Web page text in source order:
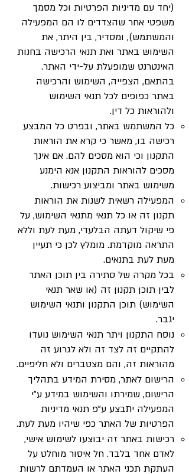
(יחד עם מדיניות הפרטיות וכל מסמך
משפטי אחר שהצדדים לו הם המפעילה
והמשתמש), ומסדיר, בין היתר, את
השימוש באתר ואת תנאי הרכישה בחנות
האינטרנט שמופעלת על-ידי האתר.
בהתאם, הצפייה, השימוש והרכישה
באתר כפופים לכל תנאי השימוש
ולהוראות כל דין.
כל המשתמש באתר, ובפרט כל המבצע
רכישה בו, מאשר כי קרא את הוראות
התקנון וכי הוא מסכים להם. אם אינך
מסכים להוראות התקנון אנא הימנע
משימוש באתר ומביצוע רכישות.
המפעילה רשאית לשנות את הוראות
תקנון זה או כל תנאי מתנאי השימוש, על
פי שיקול דעתה הבלעדי, מעת לעת וללא
התראה מוקדמת. מומלץ לכן כי תעיין
מעת לעת בתנאים.
בכל מקרה של סתירה בין תוכן האתר
לבין תוכן תקנון זה (או שאר תנאי
השימוש) תוכן התקנון ותנאי השימוש
יגבר.
נוסח התקנון ויתר תנאי השימוש נועדו
להתקיים זה לצד זה ולא לגרוע זה
מהוראות זה, והם מצטברים ולא חליפיים.
הרישום לאתר, מסירת המידע בתהליך
הרישום, שמירתו והשימוש במידע ע”י
המפעילה יתבצע ע”פ תנאי מדיניות
הפרטיות של האתר כפי שיהיו מעת לעת.
רכישות באתר זה יבוצעו לשימוש אישי,
לאדם אחד בלבד. חל איסור מוחלט על
העתקת תכני האתר או העמדתם לרשות